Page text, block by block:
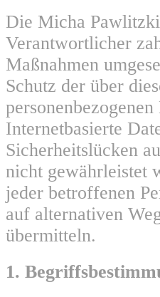
Die Micha
Verantwortlicher
Maßnahmen
Schutz der über
Internetbasierte
Sicherheitslücken
nicht gewährleistet
jeder betroffenen
auf alternativen
übermitteln.
1.